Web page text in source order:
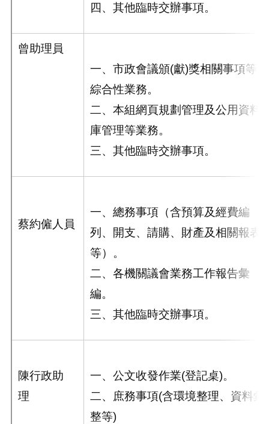
四、其他臨時交辦事項。
曾助理員
一、市政會議頒(獻)獎相關事項等
綜合性業務。
二、本組網頁規劃管理及公用資料
庫管理等業務。
三、其他臨時交辦事項。
蔡約僱人員
一、總務事項（含預算及經費編
列、開支、請購、財產及相關報表
等）。
二、各機關議會業務工作報告彙
編。
三、其他臨時交辦事項。
陳行政助
理
一、公文收發作業(登記桌)。
二、庶務事項(含環境整理、資料彙
整等)